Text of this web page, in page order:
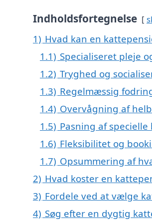
Indholdsfortegnelse
1) Hvad kan en
1.1) Specialiseret pleje
1.2) Tryghed og
1.3) Regelmæssig
1.4) Overvågning af
1.5) Pasning af specielle
1.6) Fleksibilitet og
1.7) Opsummering af
2) Hvad koster en
3) Fordele ved at vælge
4) Søg efter en dygtig